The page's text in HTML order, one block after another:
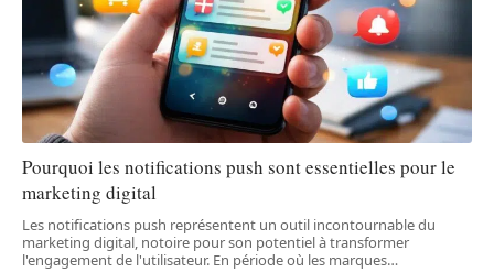
Pourquoi les notifications push sont essentielles pour le
marketing digital
Les notifications push représentent un outil incontournable du
marketing digital, notoire pour son potentiel à transformer
l'engagement de l'utilisateur. En période où les marques…